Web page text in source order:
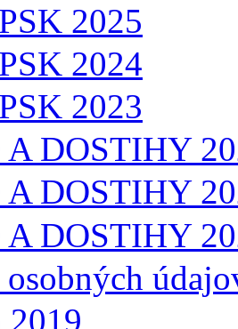
2025
2024
2023
A DOSTIHY
A DOSTIHY
A DOSTIHY
osobných
2019